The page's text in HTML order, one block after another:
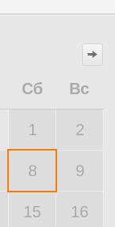
Сб Вс
1 2
8 9
15 16